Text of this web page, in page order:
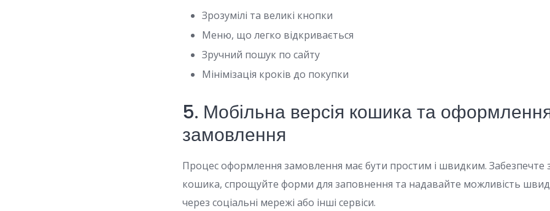
Зрозумілі та великі кнопки
Меню, що легко відкривається
Зручний пошук по сайту
Мінімізація кроків до покупки
5. Мобільна версія кошика та
замовлення
Процес оформлення замовлення має бути простим і швидким. Забезпечте
кошика, спрощуйте форми для заповнення та надавайте можливість
через соціальні мережі або інші сервіси.